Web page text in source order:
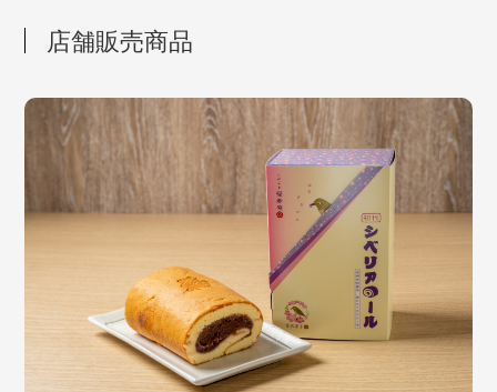
店舗販売商品